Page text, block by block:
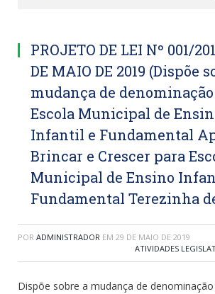
PROJETO DE LEI Nº 001/
DE MAIO DE 2019 (Dispõe
mudança de
Escola Municipal de
Infantil e Fundamental
Brincar e Crescer para
Municipal de Ensino
Fundamental Terezinha
POR ADMINISTRADOR EM 29 DE MAIO DE 2019
ATIVIDADES
Dispõe sobre a mudança de denominação